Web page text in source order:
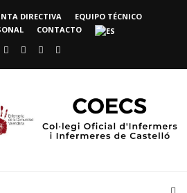
DIRECTIVA
EQUIPO TÉCNICO
CONTACTO